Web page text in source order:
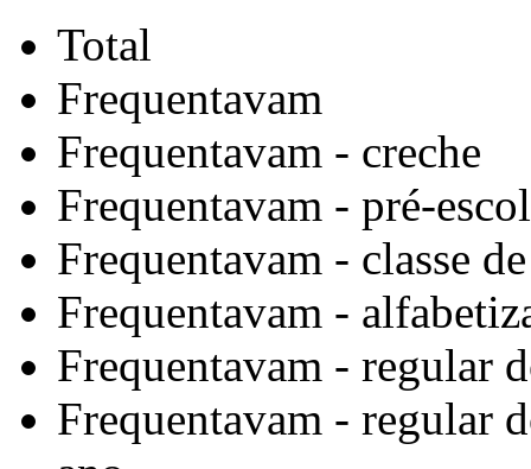
Total
Frequentavam
Frequentavam - creche
Frequentavam - pré-
Frequentavam - classe
Frequentavam -
Frequentavam - regular
Frequentavam - regular